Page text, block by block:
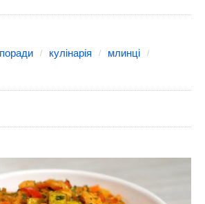
кулінарія
млинці